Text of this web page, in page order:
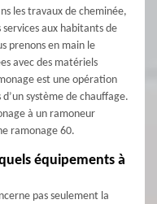
les travaux de cheminée,
aux habitants de
prenons en main le
avec des matériels
est une opération
système de chauffage.
à un ramoneur
ramonage 60.
équipements à
pas seulement la